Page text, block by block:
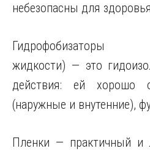
небезопасны для
Гидрофобизаторы
жидкости) — это
действия: ей хорошо
(наружные и внутенние),
Пленки — практичный и